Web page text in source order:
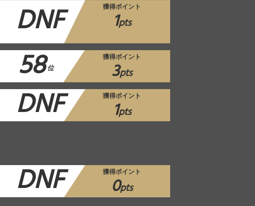
DNF 獲得ポイント
1pts
58 位
獲得ポイント
3pts
DNF 獲得ポイント
1pts
DNF 獲得ポイント
0pts